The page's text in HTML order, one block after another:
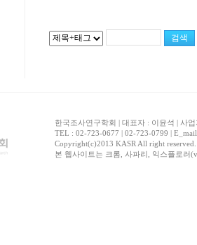
한국조사연구학회 | 대표자 : 이윤석 | 사
TEL : 02-723-0677 | 02-723-0799 | E_mail
Copyright(c)2013 KASR All right
본 웹사이트는 크롬, 사파리, 익스플로러